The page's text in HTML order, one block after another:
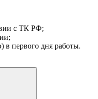
с ТК РФ;
первого дня работы.